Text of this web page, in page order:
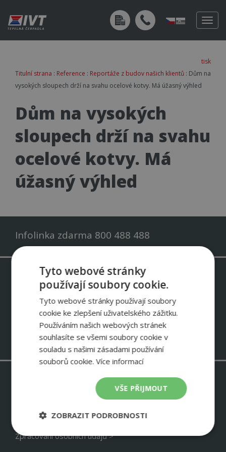
tisk
Titulní strana : Reference : Reportáže z budov našich klientů : Dům na
vysokých sloupech drží na svahu ocelové kotvy. Má úžasný výhled
Dům na vysokých
sloupech drží na svahu
ocelové kotvy. Má
úžasný výhled
Infolinka zdarma 800 488 488
Odebírejte newsletter IVT
Informace o slevových akcích – ukázky instalací IVT – zkušenosti
zákazníků
NEWSLETTER
Chci změnit zdroj tepla >
Energetika velké budovy >
Zpracování osobních údajů >
Tyto webové stránky
používají soubory cookie.
Tyto webové stránky používají soubory
cookie ke zlepšení uživatelského zážitku.
Používáním našich webových stránek
souhlasíte se všemi soubory cookie v
souladu s našimi zásadami používání
souborů cookie.Více informací
VŠE PŘIJMOUT
ZOBRAZIT PODROBNOSTI
Nezbytně
Výkonové
Soubory